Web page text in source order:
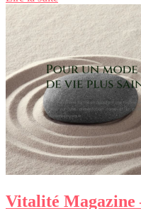
Vitalité Magazine